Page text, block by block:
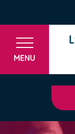
MENU